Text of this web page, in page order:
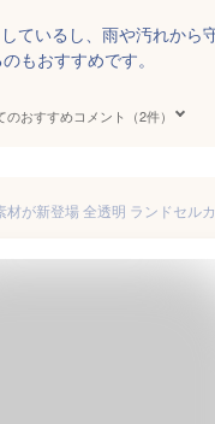
ているし、雨や汚れから
もおすすめです。
のおすすめコメント（2件）